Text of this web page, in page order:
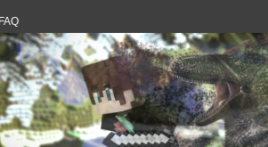
FAQ